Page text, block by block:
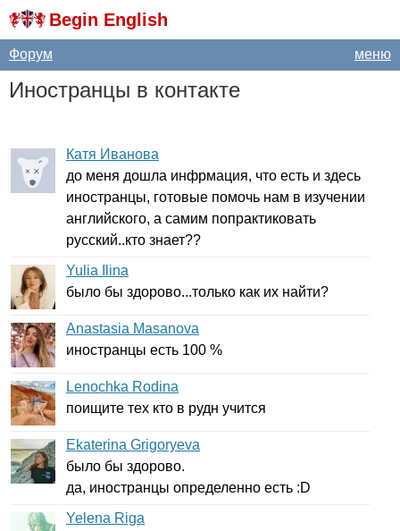
Begin English
меню
Форум
Иностранцы в контакте
Катя Иванова
до меня дошла инфрмация, что есть и здесь
иностранцы, готовые помочь нам в изучении
английского, а самим попрактиковать
русский..кто знает??
Yulia Ilina
было бы здорово...только как их найти?
Anastasia Masanova
иностранцы есть 100 %
Lenochka Rodina
поищите тех кто в рудн учится
Ekaterina Grigoryeva
было бы здорово.
да, иностранцы определенно есть :D
Yelena Riga